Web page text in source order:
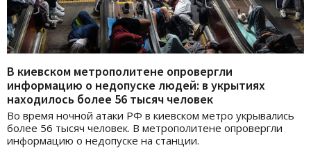
В киевском метрополитене опровергли
информацию о недопуске людей: в укрытиях
находилось более 56 тысяч человек
Во время ночной атаки РФ в киевском метро укрывались
более 56 тысяч человек. В метрополитене опровергли
информацию о недопуске на станции.